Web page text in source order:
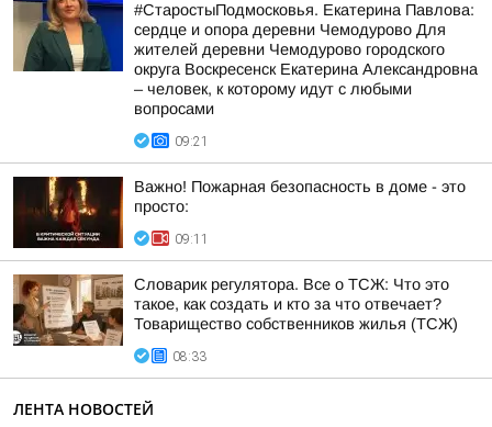
#СтаростыПодмосковья. Екатерина Павлова:
сердце и опора деревни Чемодурово Для
жителей деревни Чемодурово городского
округа Воскресенск Екатерина Александровна
– человек, к которому идут с любыми
вопросами
09:21
Важно! Пожарная безопасность в доме - это
просто:
09:11
Словарик регулятора. Все о ТСЖ: Что это
такое, как создать и кто за что отвечает?
Товарищество собственников жилья (ТСЖ)
08:33
ЛЕНТА НОВОСТЕЙ